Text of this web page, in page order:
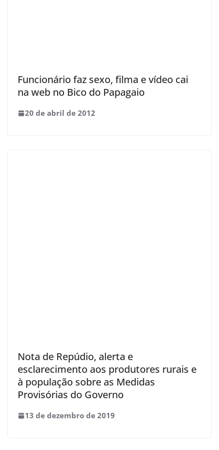
Funcionário faz sexo, filma e vídeo cai
na web no Bico do Papagaio
20 de abril de 2012
Nota de Repúdio, alerta e
esclarecimento aos produtores rurais e
à população sobre as Medidas
Provisórias do Governo
13 de dezembro de 2019